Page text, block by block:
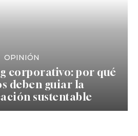
OPINIÓN
corporativo: por qué
deben guiar la
sustentable